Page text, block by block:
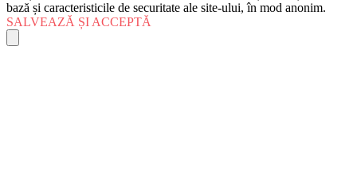
bază și caracteristicile de securitate ale site-ului, în mod anonim.
SALVEAZĂ ȘI ACCEPTĂ